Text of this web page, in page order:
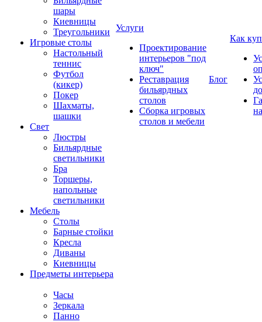
шары
Киевницы
Треугольники
Игровые столы
Настольный
теннис
Футбол
(кикер)
Покер
Шахматы,
шашки
Свет
Люстры
Бильярдные
светильники
Бра
Торшеры,
напольные
светильники
Мебель
Столы
Барные стойки
Кресла
Диваны
Киевницы
Предметы интерьера
Часы
Зеркала
Панно
Услуги
Проектирование
интерьеров "под
ключ"
Реставрация
бильярдных
столов
Сборка игровых
столов и мебели
Блог
Как